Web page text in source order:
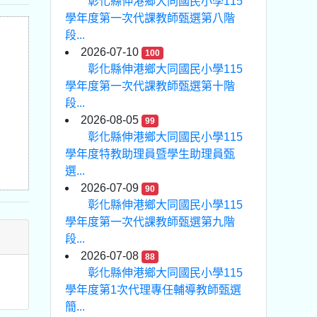
學年度第一次代課教師甄選第八階
段...
2026-07-10
100
彰化縣伸港鄉大同國民小學115
學年度第一次代課教師甄選第十階
段...
2026-08-05
99
彰化縣伸港鄉大同國民小學115
學年度特教助理員暨學生助理員甄
選...
2026-07-09
90
彰化縣伸港鄉大同國民小學115
學年度第一次代課教師甄選第九階
段...
2026-07-08
88
彰化縣伸港鄉大同國民小學115
學年度第1次代理專任輔導教師甄選
簡...